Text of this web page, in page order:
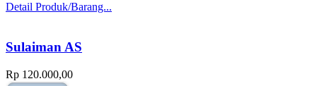
Detail Produk/Barang...
Sulaiman AS
Rp 120.000,00